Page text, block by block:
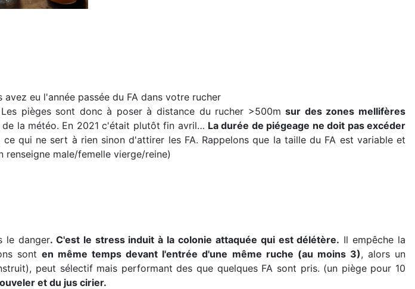
eu l'année passée du FA dans votre rucher
Les pièges sont donc à poser à distance du rucher >500msur des zones mellifères
la météo. En 2021 c'était plutôt fin avril… La durée de piégeage ne doit pas excéder
qui ne sert à rien sinon d'attirer les FA. Rappelons que la taille du FA est variable et
male/femelle vierge/reine)
le danger. C'est le stress induit à la colonie attaquée qui est délétère. Il empêche la
sont en même temps devant l'entrée d'une même ruche (au moins 3), alors un
peut sélectif mais performant des que quelques FA sont pris. (un piège pour 10
et du jus cirier.